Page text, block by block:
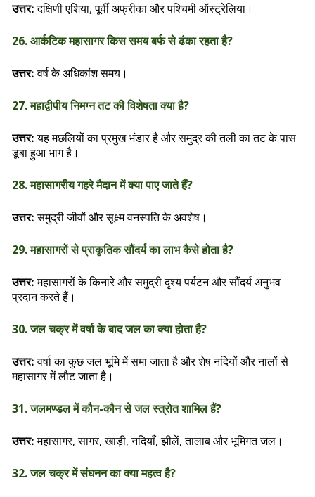
उत्तर:दक्षिणी एशिया, पूर्वी अफ्रीका और पश्चिमी ऑस्ट्रेलिया।
26. आर्कटिक महासागर किस समय बर्फ से ढंका रहता है?
उत्तर:वर्ष के अधिकांश समय।
27. महाद्वीपीय निमग्न तट की विशेषता क्या है?
उत्तर:यह मछलियों का प्रमुख भंडार है और समुद्र की तली का तट के पास
डूबा हुआ भाग है।
28. महासागरीय गहरे मैदान में क्या पाए जाते हैं?
उत्तर:समुद्री जीवों और सूक्ष्म वनस्पति के अवशेष।
29. महासागरों से प्राकृतिक सौंदर्य का लाभ कैसे होता है?
उत्तर:महासागरों के किनारे और समुद्री दृश्य पर्यटन और सौंदर्य अनुभव
प्रदान करते हैं।
30. जल चक्र में वर्षा के बाद जल का क्या होता है?
उत्तर:वर्षा का कुछ जल भूमि में समा जाता है और शेष नदियों और नालों से
महासागर में लौट जाता है।
31. जलमण्डल में कौन-कौन से जल स्त्रोत शामिल हैं?
उत्तर: महासागर, सागर, खाड़ी, नदियाँ, झीलें, तालाब और भूमिगत जल।
32. जल चक्र में संघनन का क्या महत्व है?